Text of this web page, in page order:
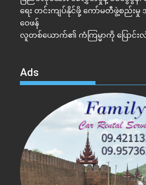
ရေး တင်းကျပ်နိုင်ဖို့ ကော်မတီဖွဲ့စည်း
ဝေဖန်
လူတစ်ယောက်၏ ကံကြမ္မာကို ပြောင်း
Ads